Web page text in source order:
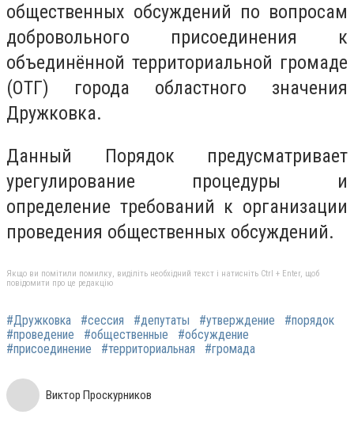
общественных обсуждений по вопросам
добровольного присоединения к
объединённой территориальной громаде
(ОТГ) города областного значения
Дружковка.
Данный Порядок предусматривает
урегулирование процедуры и
определение требований к организации
проведения общественных обсуждений.
Якщо ви помітили помилку, виділіть необхідний текст і натисніть Ctrl + Enter, щоб
повідомити про це редакцію
#Дружковка #сессия #депутаты #утверждение
#порядок
#проведение
#общественные
#обсуждение
#присоединение
#территориальная #громада
Виктор Проскурников